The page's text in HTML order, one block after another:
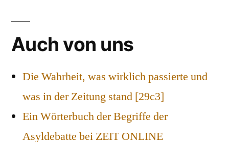
Auch von uns
Die Wahrheit, was wirklich passierte und
was in der Zeitung stand [29c3]
Ein Wörterbuch der Begriffe der
Asyldebatte bei ZEIT ONLINE